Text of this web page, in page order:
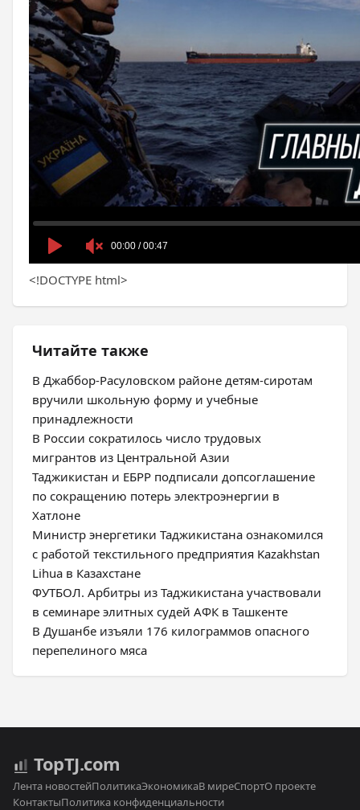
<!DOCTYPE html>
Читайте также
В Джаббор-Расуловском районе детям-сиротам
вручили школьную форму и учебные
принадлежности
В России сократилось число трудовых
мигрантов из Центральной Азии
Таджикистан и ЕБРР подписали допсоглашение
по сокращению потерь электроэнергии в
Хатлоне
Министр энергетики Таджикистана ознакомился
с работой текстильного предприятия Kazakhstan
Lihua в Казахстане
ФУТБОЛ. Арбитры из Таджикистана участвовали
в семинаре элитных судей АФК в Ташкенте
В Душанбе изъяли 176 килограммов опасного
перепелиного мяса
TopTJ.com
Лента новостейПолитикаЭкономикаВ миреСпортО проекте
КонтактыПолитика конфиденциальности